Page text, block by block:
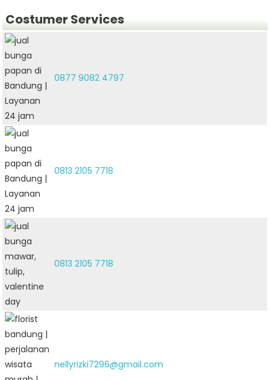
Costumer Services
0877 9082 4797
0813 2105 7718
0813 2105 7718
nellyrizki7296@gmail.com